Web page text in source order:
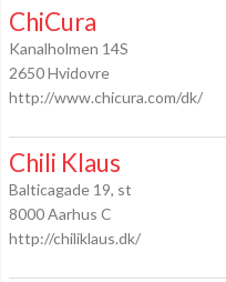
ChiCura
Kanalholmen 14S
2650 Hvidovre
http://www.chicura.com/dk/
Chili Klaus
Balticagade 19, st
8000 Aarhus C
http://chiliklaus.dk/